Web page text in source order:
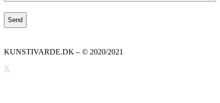
KUNSTIVARDE.DK – © 2020/2021
X